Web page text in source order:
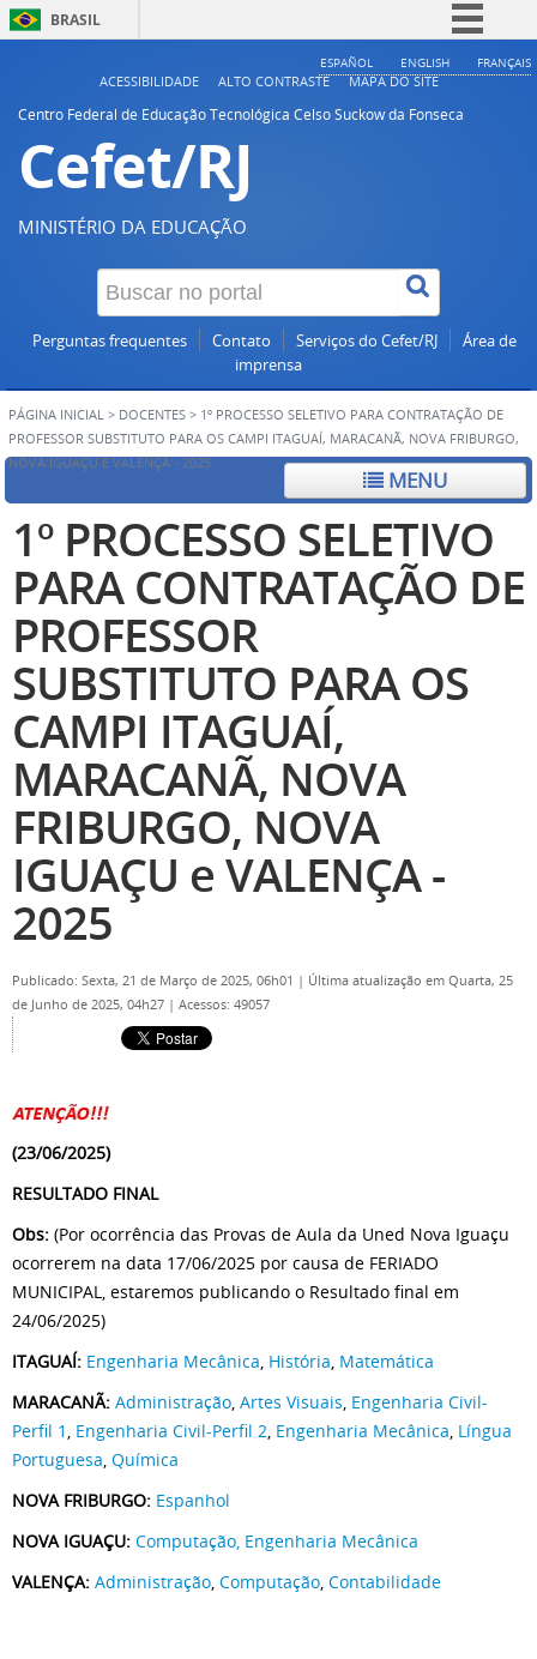
BRASIL
Simplifique!
ESPAÑOL ENGLISH FRANÇAIS
ACESSIBILIDADE ALTO CONTRASTE
MAPA DO SITE
Centro Federal de Educação Tecnológica Celso Suckow da Fonseca
Cefet/RJ
MINISTÉRIO DA EDUCAÇÃO
Perguntas frequentes Contato Serviços do Cefet/RJ
Área de
imprensa
PÁGINA INICIAL > DOCENTES > 1º PROCESSO SELETIVO PARA CONTRATAÇÃO DE
PROFESSOR SUBSTITUTO PARA OS CAMPI ITAGUAÍ, MARACANÃ, NOVA FRIBURGO,
NOVA IGUAÇU E VALENÇA - 2025
MENU
1º PROCESSO SELETIVO
PARA CONTRATAÇÃO DE
PROFESSOR
SUBSTITUTO PARA OS
CAMPI ITAGUAÍ,
MARACANÃ, NOVA
FRIBURGO, NOVA
IGUAÇU e VALENÇA -
2025
Publicado: Sexta, 21 de Março de 2025, 06h01 | Última atualização em Quarta, 25
de Junho de 2025, 04h27 | Acessos: 49057
(23/06/2025)
RESULTADO FINAL
Obs: (Por ocorrência das Provas de Aula da Uned Nova Iguaçu
ocorrerem na data 17/06/2025 por causa de FERIADO
MUNICIPAL, estaremos publicando o Resultado final em
24/06/2025)
ITAGUAÍ: Engenharia Mecânica, História, Matemática
MARACANÃ: Administração, Artes Visuais, Engenharia Civil-
Perfil 1 , Engenharia Civil-Perfil 2, Engenharia Mecânica, Língua
Portuguesa, Química
NOVA FRIBURGO: Espanhol
NOVA IGUAÇU: Computação, Engenharia Mecânica
VALENÇA: Administração, Computação, Contabilidade